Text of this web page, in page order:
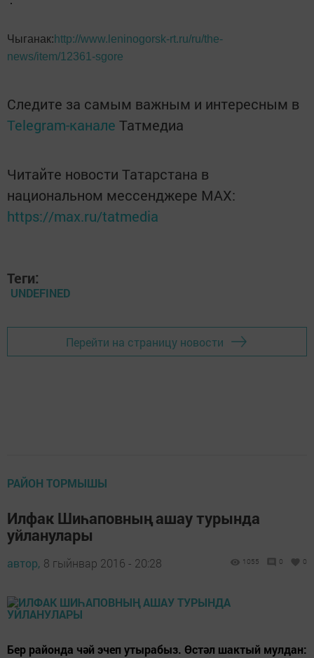
Чыганак: http://www.leninogorsk-rt.ru/ru/the-
news/item/12361-sgore
Следите за самым важным и интересным в
Telegram-канале Татмедиа
Читайте новости Татарстана в
национальном мессенджере MАХ:
https://max.ru/tatmedia
Теги:
UNDEFINED
Перейти на страницу новости
РАЙОН ТОРМЫШЫ
Илфак Шиһаповның ашау турында
уйланулары
автор, 8 гыйнвар 2016 - 20:28 1055 0 0
Бер районда чәй эчеп утырабыз. Өстәл шактый мулдан: